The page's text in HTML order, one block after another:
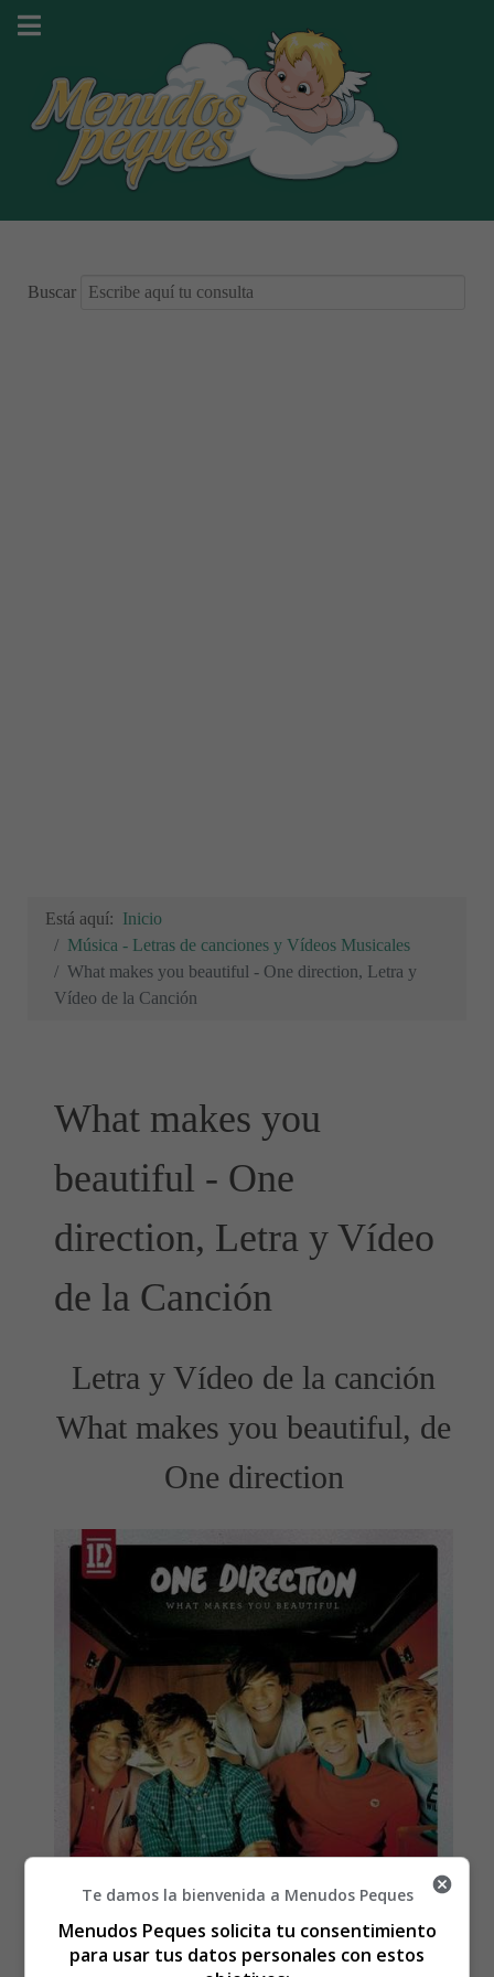
Buscar
Está aquí: Inicio
Música - Letras de canciones y Vídeos Musicales
What makes you beautiful - One direction, Letra y
Vídeo de la Canción
What makes you
beautiful - One
direction, Letra y Vídeo
de la Canción
Letra y Vídeo de la canción
What makes you beautiful, de
One direction
You're insecure, don't know what for
Te damos la bienvenida a Menudos Peques
Menudos Peques solicita tu consentimiento
para usar tus datos personales con estos